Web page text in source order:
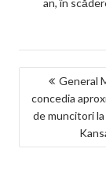
an, în
NAVIGARE
ÎN
ARTICOLE
General
concedia
de muncitori la